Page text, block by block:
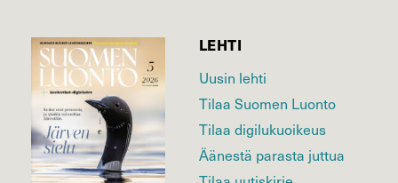
LEHTI
Uusin lehti
Tilaa Suomen Luonto
Tilaa digilukuoikeus
Äänestä parasta juttua